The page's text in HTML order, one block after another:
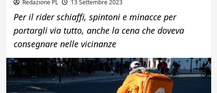
Redazione PL 13 Settembre 2023
Per il rider schiaffi, spintoni e minacce per
portargli via tutto, anche la cena che doveva
consegnare nelle vicinanze